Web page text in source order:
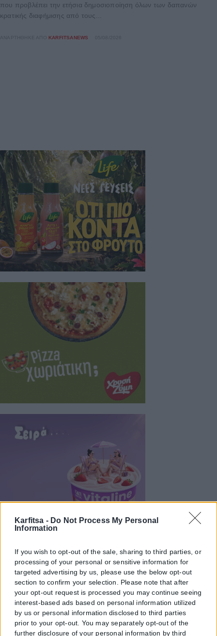
Karfitsa - Do Not Process My Personal
Information
If you wish to opt-out of the sale, sharing to third parties, or
processing of your personal or sensitive information for
targeted advertising by us, please use the below opt-out
section to confirm your selection. Please note that after
your opt-out request is processed you may continue seeing
interest-based ads based on personal information utilized
by us or personal information disclosed to third parties
prior to your opt-out. You may separately opt-out of the
further disclosure of your personal information by third
που προβλέπει την ετήσια δημοσιοποίηση όλων των δαπανών
κρατικής διαφήμισης από τους...
ΑΝΑΡΤΉΘΗΚΕ ΑΠΌ KARFITSANEWS